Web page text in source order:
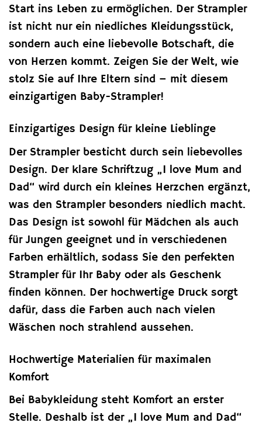
Start ins Leben zu ermöglichen. Der Strampler
ist nicht nur ein niedliches Kleidungsstück,
sondern auch eine liebevolle Botschaft, die
von Herzen kommt. Zeigen Sie der Welt, wie
stolz Sie auf Ihre Eltern sind – mit diesem
einzigartigen Baby-Strampler!
Einzigartiges Design für kleine Lieblinge
Der Strampler besticht durch sein liebevolles
Design. Der klare Schriftzug „I love Mum and
Dad“ wird durch ein kleines Herzchen ergänzt,
was den Strampler besonders niedlich macht.
Das Design ist sowohl für Mädchen als auch
für Jungen geeignet und in verschiedenen
Farben erhältlich, sodass Sie den perfekten
Strampler für Ihr Baby oder als Geschenk
finden können. Der hochwertige Druck sorgt
dafür, dass die Farben auch nach vielen
Wäschen noch strahlend aussehen.
Hochwertige Materialien für maximalen
Komfort
Bei Babykleidung steht Komfort an erster
Stelle. Deshalb ist der „I love Mum and Dad“